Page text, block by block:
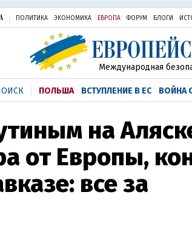
ПОЛИТИКА ЭКОНОМИКА ЕВРОПА ФОРУМ БЛОГИ
Международная
ПОЛЬША ВСТУПЛЕНИЕ В ЕС ВОЙНА
на
от Европы,
все за